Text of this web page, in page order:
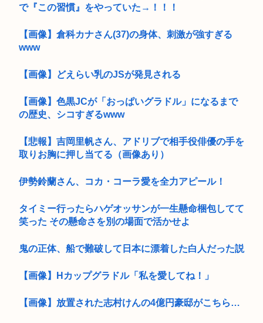
で『この習慣』をやっていた→！！！
【画像】倉科カナさん(37)の身体、刺激が強すぎる
www
【画像】どえらい乳のJSが発見される
【画像】色黒JCが「おっぱいグラドル」になるまで
の歴史、シコすぎるwww
【悲報】吉岡里帆さん、アドリブで相手役俳優の手を
取りお胸に押し当てる（画像あり）
伊勢鈴蘭さん、コカ・コーラ愛を全力アピール！
タイミー行ったらハゲオッサンが一生懸命梱包してて
笑った その懸命さを別の場面で活かせよ
鬼の正体、船で難破して日本に漂着した白人だった説
【画像】Hカップグラドル「私を愛してね！」
【画像】放置された志村けんの4億円豪邸がこちら…